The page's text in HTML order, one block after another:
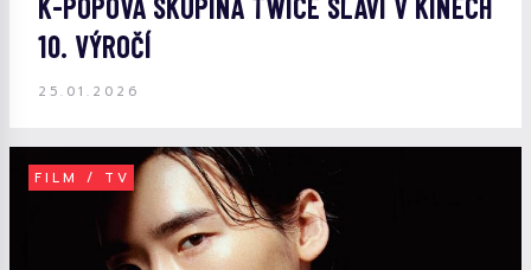
K-POPOVÁ SKUPINA TWICE SLAVÍ V KINECH
10. VÝROČÍ
25.01.2026
FILM / TV